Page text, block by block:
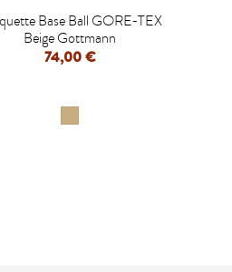

Base Ball GORE-TEX
Beige Gottmann
74,00 €
APERÇU RAPIDE